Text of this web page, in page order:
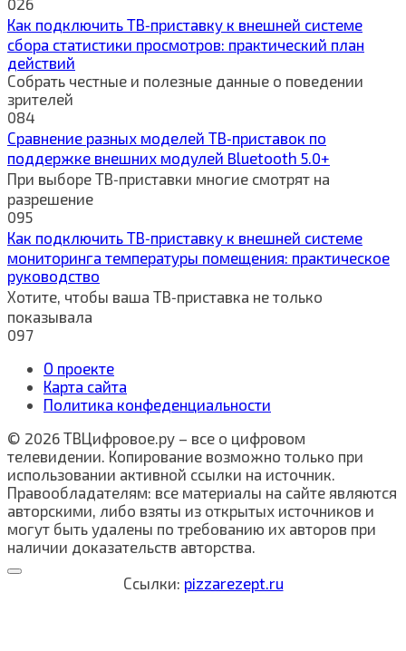
026
Как подключить ТВ‑приставку к внешней системе
сбора статистики просмотров: практический план
действий
Собрать честные и полезные данные о поведении
зрителей
084
Сравнение разных моделей ТВ‑приставок по
поддержке внешних модулей Bluetooth 5.0+
При выборе ТВ‑приставки многие смотрят на
разрешение
095
Как подключить ТВ‑приставку к внешней системе
мониторинга температуры помещения: практическое
руководство
Хотите, чтобы ваша ТВ‑приставка не только
показывала
097
О проекте
Карта сайта
Политика конфеденциальности
© 2026 ТВЦифровое.ру – все о цифровом
телевидении. Копирование возможно только при
использовании активной ссылки на источник.
Правообладателям: все материалы на сайте являются
авторскими, либо взяты из открытых источников и
могут быть удалены по требованию их авторов при
наличии доказательств авторства.
Ссылки: pizzarezept.ru